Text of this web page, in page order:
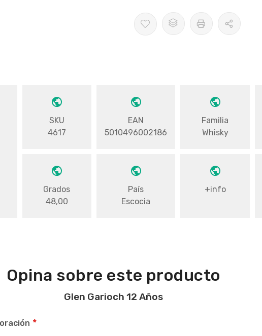
SKU
4617
EAN
5010496002186
Familia
Whisky
Grados
48,00
País
Escocia
+info
Opina sobre este producto
Glen Garioch 12 Años